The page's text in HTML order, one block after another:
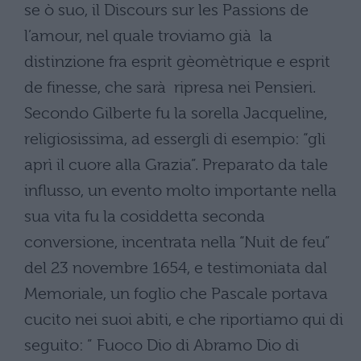
se ò suo, il Discours sur les Passions de
l’amour, nel quale troviamo già la
distinzione fra esprit gèomètrique e esprit
de finesse, che sarà ripresa nei Pensieri.
Secondo Gilberte fu la sorella Jacqueline,
religiosissima, ad essergli di esempio: “gli
aprì il cuore alla Grazia”. Preparato da tale
influsso, un evento molto importante nella
sua vita fu la cosiddetta seconda
conversione, incentrata nella “Nuit de feu”
del 23 novembre 1654, e testimoniata dal
Memoriale, un foglio che Pascale portava
cucito nei suoi abiti, e che riportiamo qui di
seguito: ” Fuoco Dio di Abramo Dio di